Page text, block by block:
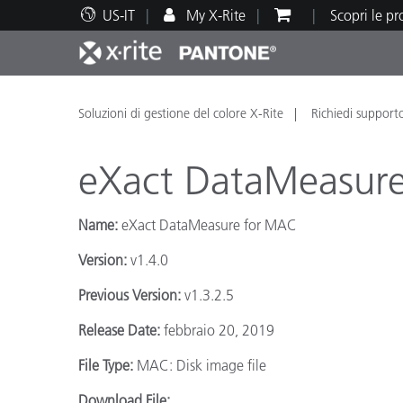
US-IT My X-Rite Scopri le
Principali prodotti
Stampa e Packaging
Automotive
Supporto tecnico
Risorse didattiche
Soluzioni di gestione del colore X-Rite Richiedi
eXact
Name: eXact DataMeasure for MAC
Version: v1.4.0
Previous Version: v1.3.2.5
Release Date: febbraio 20, 2019
File Type: MAC: Disk image file